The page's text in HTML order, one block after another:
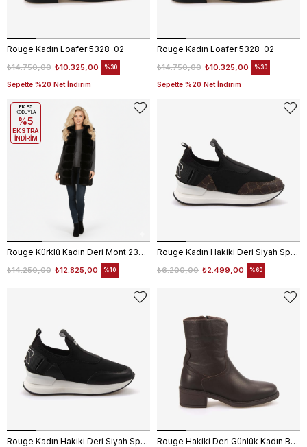
Rouge Kadın Loafer 5328-02
₺10.325,00
₺14.750,00
Sepette %20 Net İndirim
%30
Rouge Kadın Loafer 5328-02
₺10.325,00
₺14.750,00
Sepette %20 Net İndirim
%30
Rouge Kürklü Kadın Deri Mont 23871-YLK-BL-2753
₺12.825,00
₺14.250,00 %10
EKLE5
KODUYLA
%5
EKSTRA
İNDİRİM
Rouge Kadın Hakiki Deri Siyah Spor & Sneaker Ayakkabı 7501
₺2.499,00
₺6.200,00 %60
Rouge Kadın Hakiki Deri Siyah Spor & Sneaker Ayakkabı 7501 Rouge Hakiki Deri Günlük Kadın Bot 628